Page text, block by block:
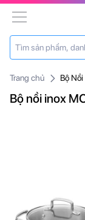
Trang chủ Bộ
Bộ nồi inox